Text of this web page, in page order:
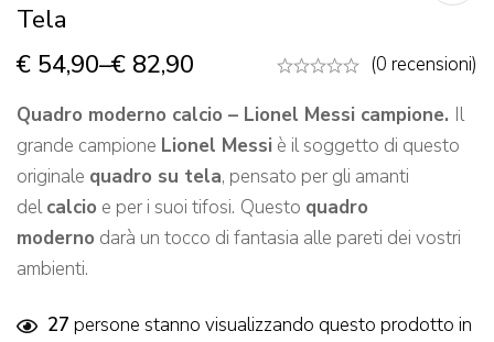
Tela
€ 54,90–€ 82,90
(0 recensioni)
Quadro moderno calcio – Lionel Messi campione. Il
grande campione Lionel Messi è il soggetto di questo
originale quadro su tela, pensato per gli amanti
delcalcio e per i suoi tifosi. Questo quadro
moderno darà un tocco di fantasia alle pareti dei vostri
ambienti.
27 persone stanno visualizzando questo prodotto in